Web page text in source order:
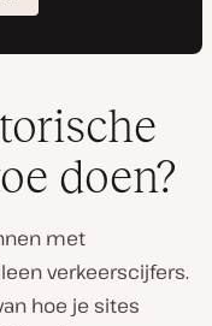
doen?
met
verkeerscijfers.
hoe je sites